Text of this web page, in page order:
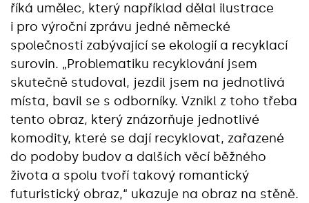
říká umělec, který například dělal ilustrace
i pro výroční zprávu jedné německé
společnosti zabývající se ekologií a recyklací
surovin. „Problematiku recyklování jsem
skutečně studoval, jezdil jsem na jednotlivá
místa, bavil se s odborníky. Vznikl z toho třeba
tento obraz, který znázorňuje jednotlivé
komodity, které se dají recyklovat, zařazené
do podoby budov a dalších věcí běžného
života a spolu tvoří takový romantický
futuristický obraz,“ ukazuje na obraz na stěně.